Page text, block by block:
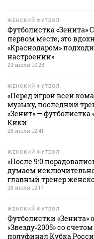
ЖЕНСКИЙ ФУТБОЛ
Футболистка «Зенита»
первом месте, это
«Краснодаром»
настроении»
29 июля 10:28
ЖЕНСКИЙ ФУТБОЛ
«Перед игрой всей
музыку, последний
«Зенит» — футболистка
Кики
28 июля 12:41
ЖЕНСКИЙ ФУТБОЛ
«После 9:0
думаем
главный тренер
28 июля 12:17
ЖЕНСКИЙ ФУТБОЛ
Футболистки «Зенита»
«Звезду‑2005» со
полуфинал Кубка